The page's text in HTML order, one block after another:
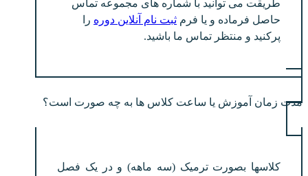
طریقت می توانید با شماره های مجموعه تماس
حاصل فرماده و یا فرم ثبت نام آنلاین دوره را
پرکنید و منتظر تماس ما باشید.
مدت زمان آموزش یا ساعت کلاس ها به چه صورت است؟
کلاسها بصورت ترمیک (سه ماهه) و در یک فصل